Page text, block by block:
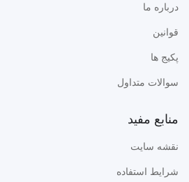
درباره ما
قوانین
پکیج ها
سوالات متداول
منابع مفید
نقشه سایت
شرایط استفاده